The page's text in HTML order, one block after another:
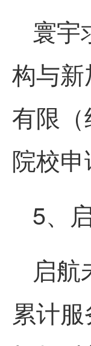
寰宇
构与
有限
院校申
5、
启
累计